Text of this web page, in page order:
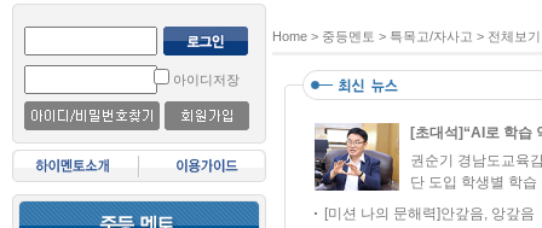
아이디저장
Home > 중등멘토 > 특목고/자사고 > 전체보기
[초대석]“AI로 학습
권순기 경남도교육
단 도입 학생별 학
[미션 나의 문해력]안갚음, 앙갚음